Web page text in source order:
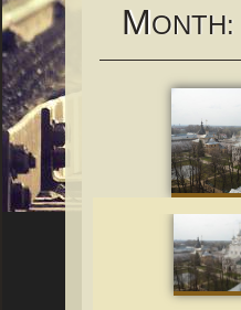
MONTH: